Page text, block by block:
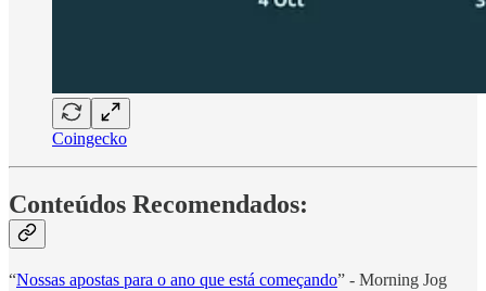
Coingecko
Conteúdos Recomendados:
“Nossas apostas para o ano que está começando” - Morning Jog